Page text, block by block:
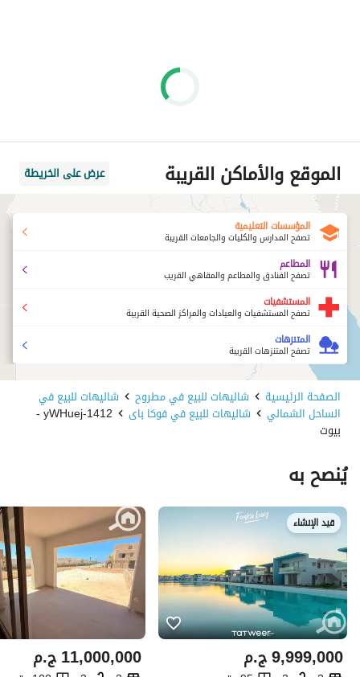
الموقع والأماكن القريبة عرض على الخريطة
المؤسسات التعليمية
تصفح المدارس والكليات والجامعات القريبة
المطاعم
تصفح الفنادق والمطاعم والمقاهي القريب
المستشفيات
تصفح المستشفيات والعيادات والمراكز الصحية القريبة
المتنزهات
تصفح المتنزهات القريبة
الصفحة الرئيسية شاليهات للبيع في مطروح شاليهات للبيع في
الساحل الشمالي شاليهات للبيع في فوكا باى 1412-yWHuej -
بيوت
يُنصح به
قيد الإنشاء
ج.م9,999,000 ج.م11,000,000